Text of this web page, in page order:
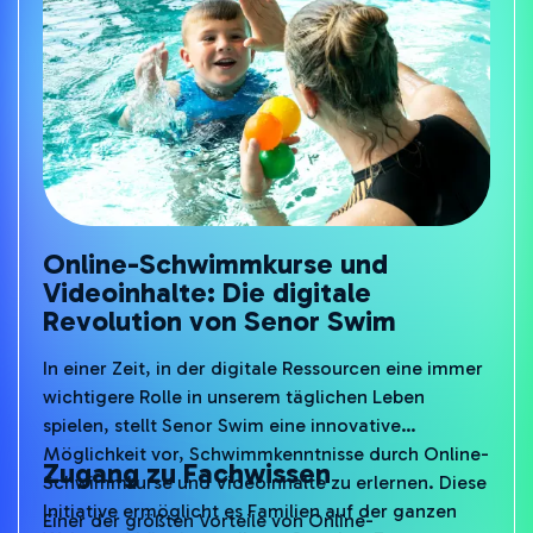
Online-Schwimmkurse und
Videoinhalte: Die digitale
Revolution von Senor Swim
wichtigere Rolle in unserem täglichen Leben
spielen, stellt Senor Swim eine innovative
Möglichkeit vor, Schwimmkenntnisse durch Online-
Schwimmkurse und Videoinhalte zu erlernen. Diese
Initiative ermöglicht es Familien auf der ganzen
Welt, unabhängig von ihrem Standort Zugang zu
Zugang zu Fachwissen
Einer der größten Vorteile von Online-
Schwimmkursen ist der sofortige Zugang zu